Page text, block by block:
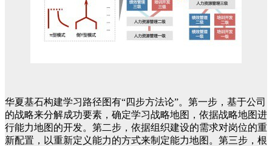
华夏基石构建学习路径图有“四步方法论”。第一步，基于公司
的战略来分解成功要素，确定学习战略地图，依据战略地图进
行能力地图的开发。第二步，依据组织建设的需求对岗位的重
新配置，以重新定义能力的方式来制定能力地图。第三步，根